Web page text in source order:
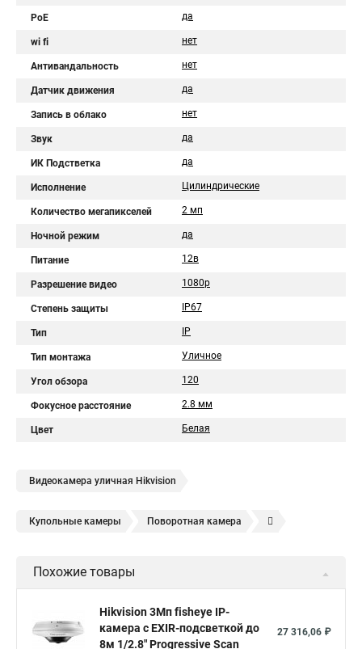
PoE да
wi fi нет
Антивандальность нет
Датчик движения да
Запись в облако нет
Звук да
ИК Подстветка да
Исполнение Цилиндрические
Количество мегапикселей 2 мп
Ночной режим да
Питание 12в
Разрешение видео 1080p
Степень защиты IP67
Тип IP
Тип монтажа Уличное
Угол обзора 120
Фокусное расстояние 2.8 мм
Цвет Белая
Видеокамера уличная Hikvision
Купольные камеры Поворотная камера
Камера видеонаблюдения hikvision
Hikvision купить Hikvision уличная ip камера
Похожие товары
Hikvision 3Мп fisheye IP-
камера c EXIR-подсветкой до
8м 1/2.8" Progressive Scan
27 316,06 ₽